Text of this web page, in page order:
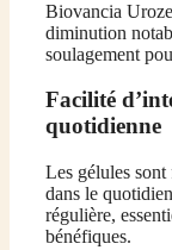
Biovancia
diminution
soulagement
Facilité
quotidienne
Les gélules sont
dans le
régulière,
bénéfiques.